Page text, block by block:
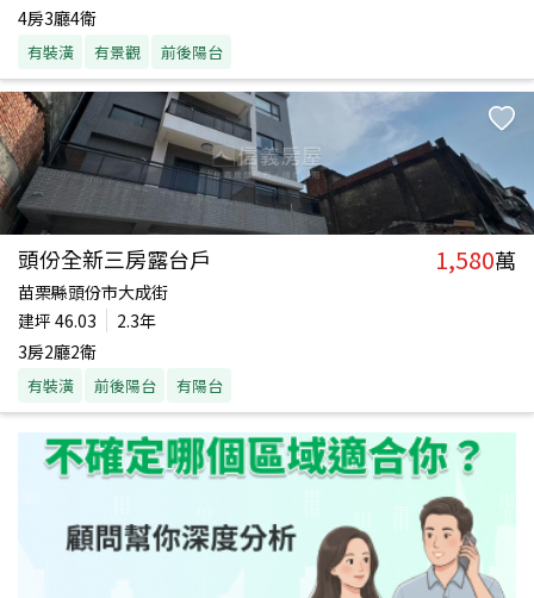
4房3廳4衛
有裝潢 有景觀 前後陽台
頭份全新三房露台戶 1,580萬
苗栗縣頭份市大成街
建坪 46.03
2.3年
3房2廳2衛
有裝潢 前後陽台 有陽台